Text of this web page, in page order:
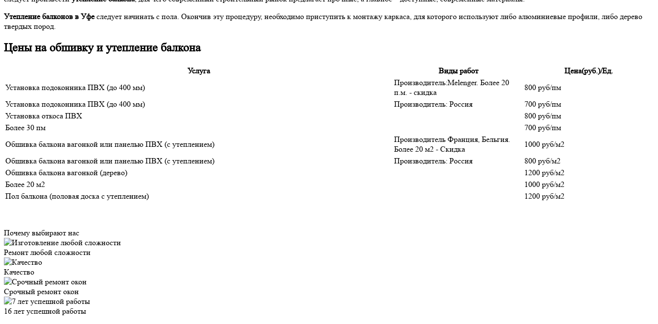
Утепление балконов в Уфеследует начинать с пола. Окончив эту процедуру, необходимо приступить к монтажу каркаса, для которого используют либо алюминиевые профили, либо дерево
твердых пород.
Цены на обшивку и утепление балкона
Услуга Виды работ
Цена(руб.)/Ед.
Установка подоконника ПВХ (до 400 мм)
Производитель:Melenger. Более 20
п.м. - скидка
800 руб/пм
Установка подоконника ПВХ (до 400 мм)
Производитель: Россия
700 руб/пм
Установка откоса ПВХ
800 руб/пм
Более 30 пм
700 руб/пм
Обшивка балкона вагонкой или панелью ПВХ (с утеплением)
Производитель Франция, Бельгия.
Более 20 м2 - Скидка
1000 руб/м2
Обшивка балкона вагонкой или панелью ПВХ (с утеплением)
Производитель: Россия
800 руб/м2
Обшивка балкона вагонкой (дерево)
1200 руб/м2
Более 20 м2
1000 руб/м2
Пол балкона (половая доска с утеплением)
1200 руб/м2
Почему выбирают нас
Ремонт любой сложности
Качество
Срочный ремонт окон
16 лет успешной работы